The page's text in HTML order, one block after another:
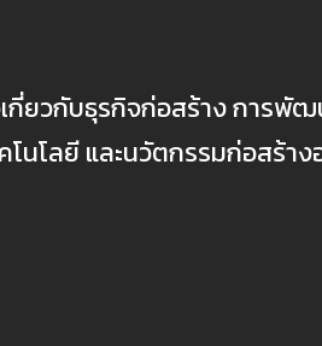
เกี่ยวกับธุรกิจก่อสร้าง การ
นโลยี และนวัตกรรมก่อสร้าง